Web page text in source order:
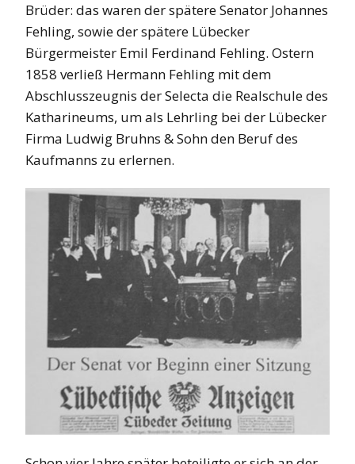
Brüder: das waren der spätere Senator Johannes
Fehling, sowie der spätere Lübecker
Bürgermeister Emil Ferdinand Fehling. Ostern
1858 verließ Hermann Fehling mit dem
Abschlusszeugnis der Selecta die Realschule des
Katharineums, um als Lehrling bei der Lübecker
Firma Ludwig Bruhns & Sohn den Beruf des
Kaufmanns zu erlernen.